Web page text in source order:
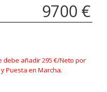
9700 €
debe añadir 295 €/Neto por
Puesta en Marcha.